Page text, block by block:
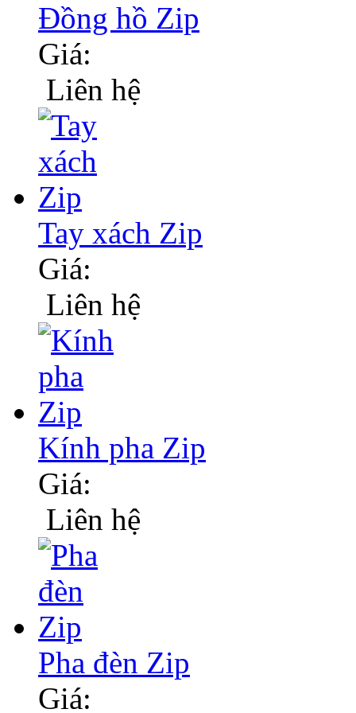
Đồng hồ Zip
Giá:
Liên hệ
Tay xách Zip
Giá:
Liên hệ
Kính pha Zip
Giá:
Liên hệ
Pha đèn Zip
Giá: